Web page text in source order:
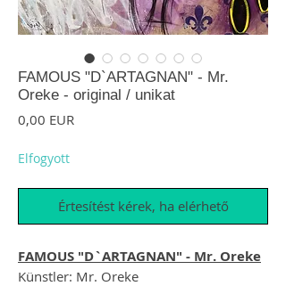
FAMOUS "D`ARTAGNAN" - Mr.
Oreke - original / unikat
0,00 EURÁr
Elfogyott
Értesítést kérek, ha elérhető
FAMOUS "D`ARTAGNAN" - Mr. Oreke
Künstler: Mr. Oreke